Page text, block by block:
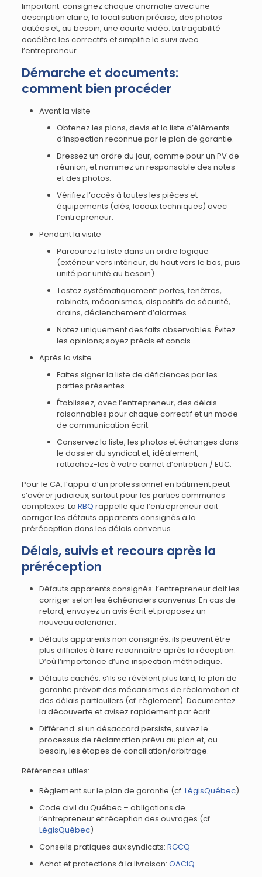
Important: consignez chaque anomalie avec une
description claire, la localisation précise, des photos
datées et, au besoin, une courte vidéo. La traçabilité
accélère les correctifs et simplifie le suivi avec
l’entrepreneur.
Démarche et documents:
comment bien procéder
Avant la visite
Obtenez les plans, devis et la liste d’éléments
d’inspection reconnue par le plan de garantie.
Dressez un ordre du jour, comme pour un PV de
réunion, et nommez un responsable des notes
et des photos.
Vérifiez l’accès à toutes les pièces et
équipements (clés, locaux techniques) avec
l’entrepreneur.
Pendant la visite
Parcourez la liste dans un ordre logique
(extérieur vers intérieur, du haut vers le bas, puis
unité par unité au besoin).
Testez systématiquement: portes, fenêtres,
robinets, mécanismes, dispositifs de sécurité,
drains, déclenchement d’alarmes.
Notez uniquement des faits observables. Évitez
les opinions; soyez précis et concis.
Après la visite
Faites signer la liste de déficiences par les
parties présentes.
Établissez, avec l’entrepreneur, des délais
raisonnables pour chaque correctif et un mode
de communication écrit.
Conservez la liste, les photos et échanges dans
le dossier du syndicat et, idéalement,
rattachez-les à votre carnet d’entretien / EUC.
Pour le CA, l’appui d’un professionnel en bâtiment peut
s’avérer judicieux, surtout pour les parties communes
complexes. La RBQ rappelle que l’entrepreneur doit
corriger les défauts apparents consignés à la
préréception dans les délais convenus.
Délais, suivis et recours après la
préréception
Défauts apparents consignés: l’entrepreneur doit les
corriger selon les échéanciers convenus. En cas de
retard, envoyez un avis écrit et proposez un
nouveau calendrier.
Défauts apparents non consignés: ils peuvent être
plus difficiles à faire reconnaître après la réception.
D’où l’importance d’une inspection méthodique.
Défauts cachés: s’ils se révèlent plus tard, le plan de
garantie prévoit des mécanismes de réclamation et
des délais particuliers (cf. règlement). Documentez
la découverte et avisez rapidement par écrit.
Différend: si un désaccord persiste, suivez le
processus de réclamation prévu au plan et, au
besoin, les étapes de conciliation/arbitrage.
Références utiles:
Règlement sur le plan de garantie (cf. LégisQuébec)
Code civil du Québec – obligations de
l’entrepreneur et réception des ouvrages (cf.
LégisQuébec)
Conseils pratiques aux syndicats: RGCQ
Achat et protections à la livraison: OACIQ